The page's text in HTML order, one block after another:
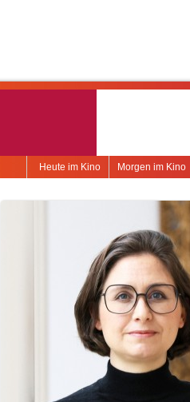
Morgen im Kino
Heute im Kino